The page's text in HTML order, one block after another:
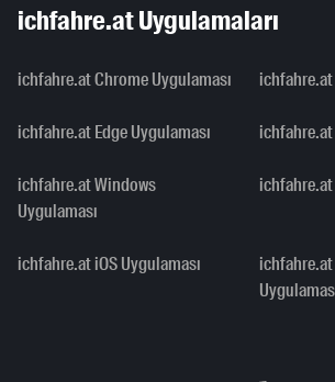
ichfahre.at Uygulamaları
ichfahre.at Chrome Uygulaması ichfahre.at
ichfahre.at Edge Uygulaması ichfahre.at
ichfahre.at Windows
Uygulaması
ichfahre.at iOS Uygulaması